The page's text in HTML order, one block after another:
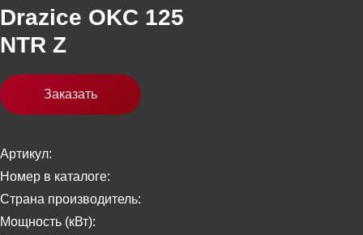
Drazice OKC 125
NTR Z
Заказать
Артикул:
Номер в каталоге:
Страна производитель:
Мощность (кВт):